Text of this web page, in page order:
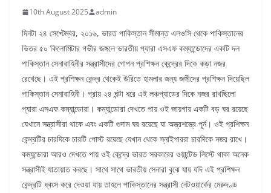
10th August 2025 admin
দিনটা ২৪ সেপ্টেম্বর, ২০১৬, ভারত পাকিস্তান সীমান্ত এলওসি থেকে পাকিস্তানের
ভিতর ৫০ কিলোমিটার গভীর জঙ্গলে ভারতীয় প্যারা এসএফ কম্যান্ডোদের একটি দল
পাকিস্তান সেনাবাহিনীর সন্ত্রাসীদের গোপন প্রশিক্ষন কেন্দ্রের দিকে কড়া নজর
রেখেছে। এই প্রশিক্ষন কেন্দ্র থেকেই উরিতে হামলার জন্য জঙ্গীদের প্রশিক্ষন দিয়েছিল
পাকিস্তান সেনাবাহিনী। প্রায় ২৪ ঘন্টা ধরে এই লঞ্চপ্যাডের দিকে নজর রাখছিলো
প্যারা এসএফ কম্যান্ডোরা। কম্যান্ডোরা দেখতে পায় ওই জায়গায় একটি বড় ঘর রয়েছে
যেখানে সন্ত্রাসীরা থাকে এবং একটি গুদাম ঘর রয়েছে যা অস্ত্রশস্ত্রে পূর্ন। ওই প্রশিক্ষন
কেন্দ্রটির চারদিকে চারটি পোস্ট রয়েছে যেখান থেকে স্নাইপাররা চারদিকে নজর রাখে।
কম্যন্ডোরা আরও দেখতে পায় ওই কেন্দ্রে ভারত সরকারের ওয়ান্টেড লিস্টে থাকা অনেক
সন্ত্রাসীই যাতায়াত করছে। সাথে সাথে ভারতীয় সেনারা বুঝে যায় যদি এই প্রশিক্ষন
কেন্দ্রটি ধ্বংস করে দেওয়া যায় তাহলে পাকিস্তানের সন্ত্রাসী নেটওয়ার্কের মেরুদণ্ড